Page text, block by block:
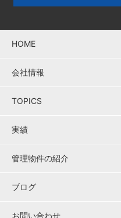
HOME
会社情報
TOPICS
実績
管理物件の紹介
ブログ
お問い合わせ